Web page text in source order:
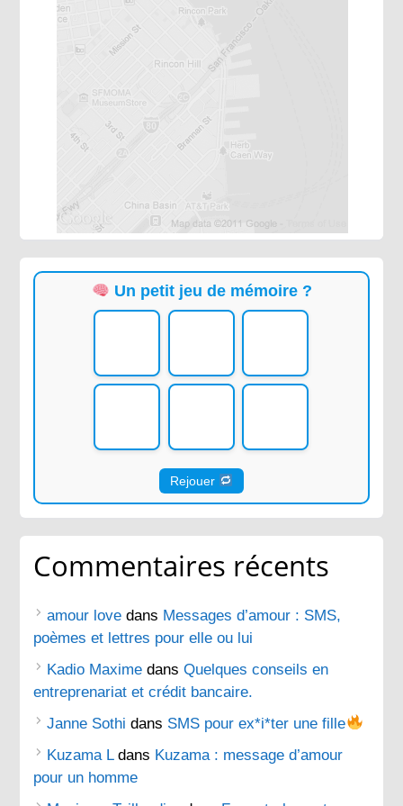
Un petit jeu de mémoire ?
Rejouer
Commentaires récents
amour love dans Messages d’amour : SMS,
poèmes et lettres pour elle ou lui
Kadio Maxime dansQuelques conseils en
entreprenariat et crédit bancaire.
Janne Sothi dans SMS pour ex*i*ter une fille
Kuzama Ldans Kuzama : message d’amour
pour un homme